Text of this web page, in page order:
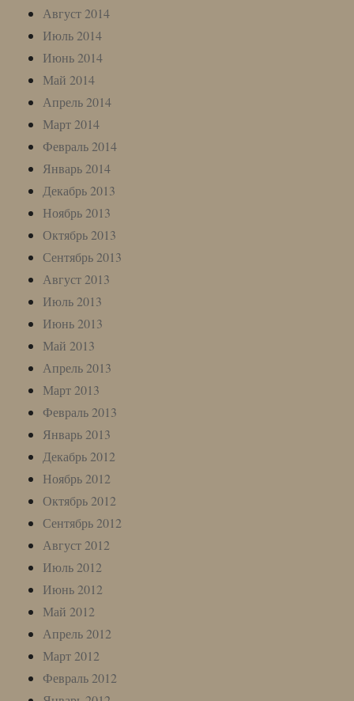
Август 2014
Июль 2014
Июнь 2014
Май 2014
Апрель 2014
Март 2014
Февраль 2014
Январь 2014
Декабрь 2013
Ноябрь 2013
Октябрь 2013
Сентябрь 2013
Август 2013
Июль 2013
Июнь 2013
Май 2013
Апрель 2013
Март 2013
Февраль 2013
Январь 2013
Декабрь 2012
Ноябрь 2012
Октябрь 2012
Сентябрь 2012
Август 2012
Июль 2012
Июнь 2012
Май 2012
Апрель 2012
Март 2012
Февраль 2012